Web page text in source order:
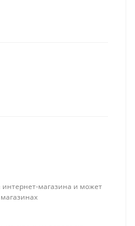
интернет-магазина и может